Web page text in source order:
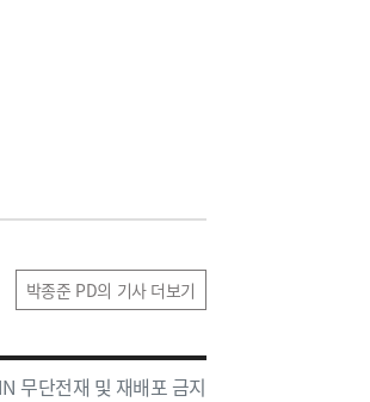
박종준 PD의 기사 더보기
무단전재 및 재배포 금지